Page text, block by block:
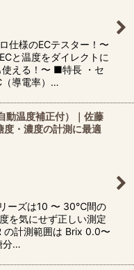
仕様のECテスター！〜
と温度をダイレクトに
える！〜 ■特長 ・セ
（導電率）…
動温度補正付）｜佐藤
・濃度の計測に最適
ーズは10 〜 30℃間の
を気にせず正しい測定
の計測範囲は Brix 0.0〜
分…